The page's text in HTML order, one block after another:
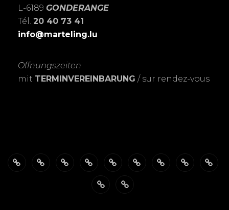
L-6189 GONDERANGE
Tél. 20 40 73 41
info@marteling.lu
Öffnungszeiten
mit TERMINVEREINBARUNG / sur rendez-vous
FotoSTUDIO
Schnell